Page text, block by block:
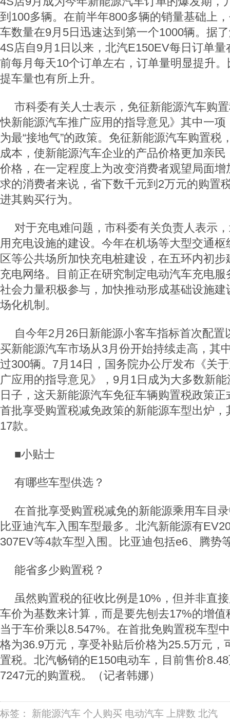
到100多辆。在前半年800多辆的销量基础上
车数量在9月5日迅速达到第一个1000辆。据
4S店自9月1日以来，北汽E150EV每日订单
前每月每天10个订单左右，订单量明显提升
提车量也有所上升。
市科委有关人士表示，免征新能源汽车购
快新能源汽车推广应用的指导意见》其中一
为最“接地气”的政策。免征新能源汽车购置税
成本，使新能源汽车企业的产品价格更加亲
价格，在一定程度上为改变消费者观望局面
求的消费者来说，省下数千元到2万元的购置
进其购买行为。
对于充电难问题，市科委有关负责人表示
用充电设施的建设。今年在机场等大型交通
区等公共场所加快充电桩建设，在五环内初
充电网络。目前正在研究制定电动汽车充电
社会力量积极参与，加快推动形成基础设施
场化机制。
自今年2月26日新能源小客车指标首次配
买新能源汽车市场从3月份开始持续走高，其
过300辆。7月14日，国务院办公厅发布《关
广应用的指导意见》，9月1日成为大多数新
日子，这天新能源汽车免征车辆购置税政策
首批享受购置税减免政策的新能源车型出炉
17款。
■小贴士
有哪些车型供选？
在首批享受购置税减免的新能源乘用车目
比亚迪汽车入围车型最多。北汽新能源有
307EV等4款车型入围。比亚迪包括e6、腾势
能省多少购置税？
虽然购置税的征收比例是10%，但并非直
车价为基数来计算，而是要先刨去17%的增
当于车价乘以8.547%。在首批免购置税车型
格为36.9万元，享受补贴后价格为25.5万元，
置税。北汽畅销的E150电动车，目前售价
7247元的购置税。（记者韩娜）
标签： 新能源汽车 个人购买 电动汽车 上牌数 北汽